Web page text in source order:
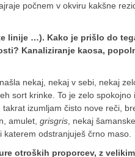
počnem v okviru kakšne
linije …). Kako je prišlo do
Kanaliziranje kaosa,
nekaj, nekaj v sebi, nekaj
sort krinke. To je zelo
izumljam čisto nove reči,
amulet, grisgris, nekaj
odstranjuješ črno maso.
otroških proporcev, z